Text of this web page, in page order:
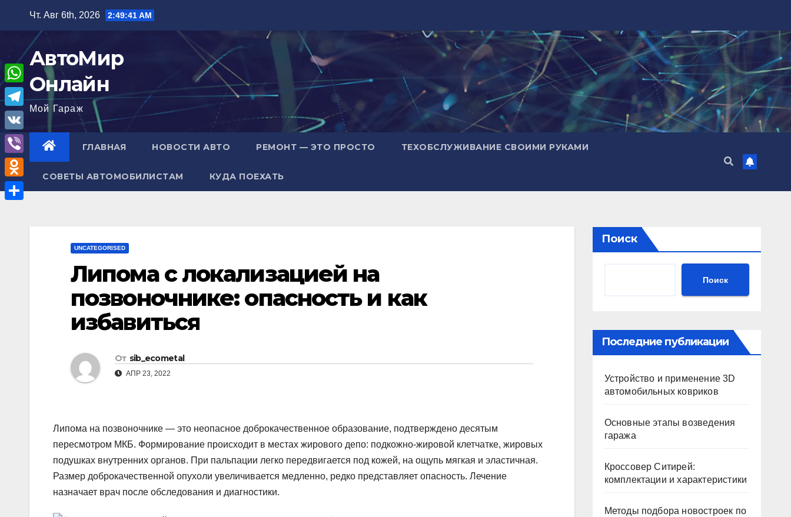
содержимому
Чт. Авг 6th, 2026 2:49:42 AM
АвтоМир
Онлайн
Мой Гараж
ГЛАВНАЯ НОВОСТИ АВТО РЕМОНТ — ЭТО ПРОСТО ТЕХОБСЛУЖИВАНИЕ СВОИМИ РУКАМИ
СОВЕТЫ АВТОМОБИЛИСТАМ КУДА ПОЕХАТЬ
UNCATEGORISED
Липома с локализацией на
позвоночнике: опасность и как
избавиться
От sib_ecometal
АПР 23, 2022
Липома на позвоночнике — это неопасное доброкачественное образование, подтверждено десятым
пересмотром МКБ. Формирование происходит в местах жирового депо: подкожно-жировой клетчатке, жировых
подушках внутренних органов. При пальпации легко передвигается под кожей, на ощупь мягкая и эластичная.
Размер доброкачественной опухоли увеличивается медленно, редко представляет опасность. Лечение
назначает врач после обследования и диагностики.
Поиск
Поиск
Последние публикации
Устройство и применение 3D
автомобильных ковриков
Основные этапы возведения
гаража
Кроссовер Ситирей:
комплектации и характеристики
Методы подбора новостроек по
W
h
a
A
T
e
l
e
g
V
K
V
i
b
O